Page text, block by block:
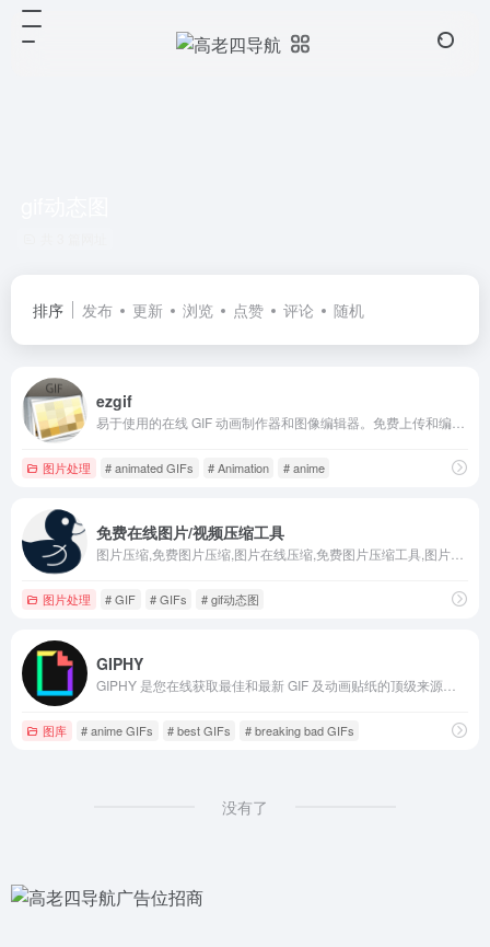
排序 发布 更新 浏览 点赞 评论 随机
ezgif
图片处理 # animated GIFs # Animation # anime
免费在线图片/视频压缩工具
图片处理 # GIF # GIFs # gif动态图
GIPHY
图库 # anime GIFs # best GIFs # breaking bad GIFs
没有了